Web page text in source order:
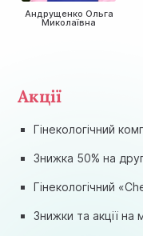
Андрущенко Ольга
Миколаївна
Акції
Гінекологічний
Знижка 50% на
Гінекологічний
Знижки та акції на